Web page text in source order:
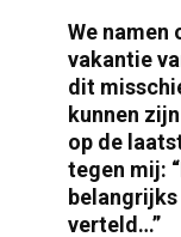
We namen
vakantie
dit
kunnen
op de
tegen mij:
verteld…”